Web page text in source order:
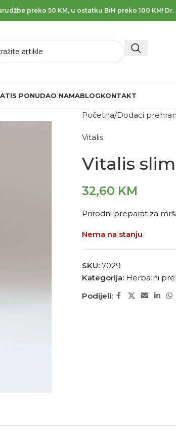
preko 50 KM, u ostatku BiH preko 100 KM!
PONUDAO NAMABLOGKONTAKT
Početna Dodaci
Vitalis
Vitalis
32,60 KM
Prirodni preparat za
Nema na stanju
SKU: 7029
Kategorija: Herbalni
Podijeli: